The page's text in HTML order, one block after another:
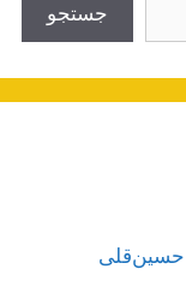
جستجو
حسین‌قلی